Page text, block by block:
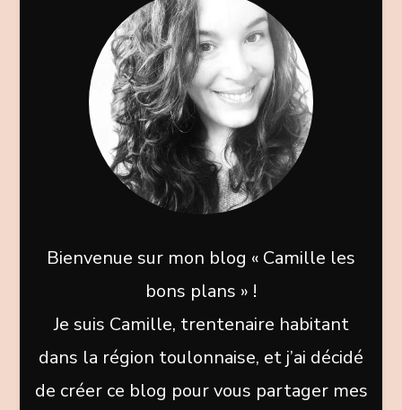
Bienvenue sur mon blog « Camille les
bons plans » !
Je suis Camille, trentenaire habitant
dans la région toulonnaise, et j’ai décidé
de créer ce blog pour vous partager mes